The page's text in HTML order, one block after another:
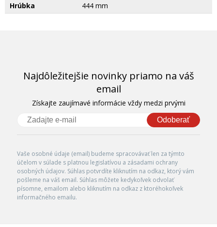
Hrúbka
444 mm
Najdôležitejšie novinky priamo na váš
email
Získajte zaujímavé informácie vždy medzi prvými
Odoberať
Vaše osobné údaje (email) budeme spracovávať len za týmto
účelom v súlade s platnou legislatívou a zásadami ochrany
osobných údajov. Súhlas potvrdíte kliknutím na odkaz, ktorý vám
pošleme na váš email. Súhlas môžete kedykoľvek odvolať
písomne, emailom alebo kliknutím na odkaz z ktoréhokoľvek
informačného emailu.